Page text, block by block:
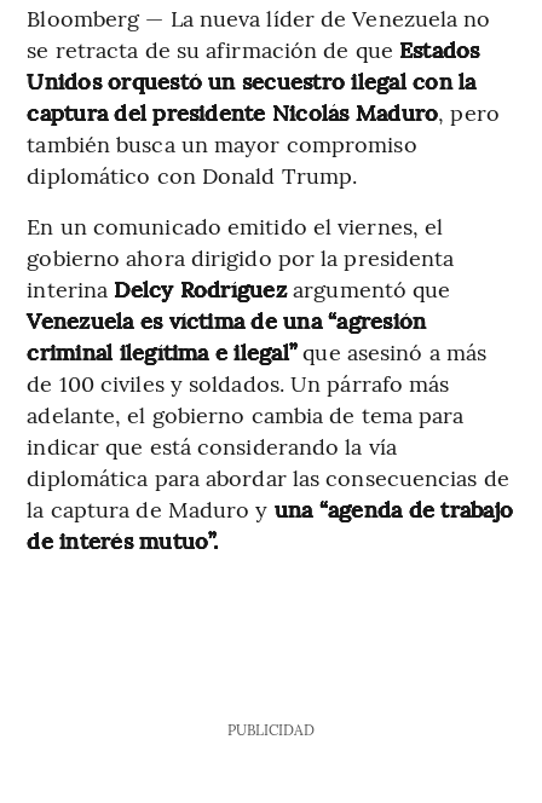
Bloomberg — La nueva líder de Venezuela no
se retracta de su afirmación de que Estados
Unidos orquestó un secuestro ilegal con la
captura del presidente Nicolás Maduro, pero
también busca un mayor compromiso
diplomático con Donald Trump.
En un comunicado emitido el viernes, el
gobierno ahora dirigido por la presidenta
interina Delcy Rodríguezargumentó que
Venezuela es víctima de una “agresión
criminal ilegítima e ilegal”que asesinó a más
de 100 civiles y soldados. Un párrafo más
adelante, el gobierno cambia de tema para
indicar que está considerando la vía
diplomática para abordar las consecuencias de
la captura de Maduro y una “agenda de trabajo
de interés mutuo”.
PUBLICIDAD